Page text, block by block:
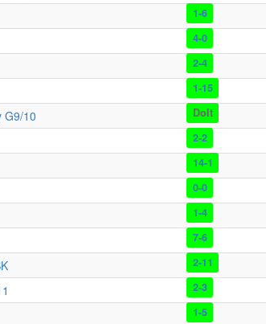
1-6
4-0
2-4
1-15
G9/10 Dolt
2-2
14-1
0-0
1-4
7-6
2-11
2-3
1-5